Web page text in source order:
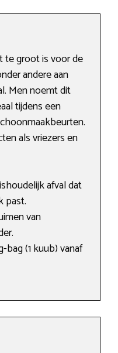
te groot is voor de
andere aan
Men noemt dit
tijdens een
als vriezers en
afval dat
past.
van
bag (1 kuub) vanaf